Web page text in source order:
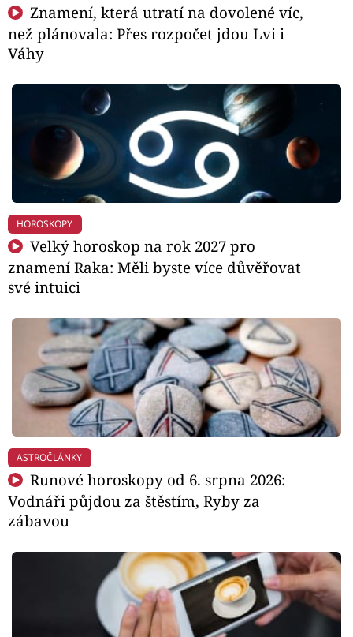
Znamení, která utratí na dovolené víc,
než plánovala: Přes rozpočet jdou Lvi i
Váhy
HOROSKOPY
Velký horoskop na rok 2027 pro
znamení Raka: Měli byste více důvěřovat
své intuici
ASTROČLÁNKY
Runové horoskopy od 6. srpna 2026:
Vodnáři půjdou za štěstím, Ryby za
zábavou